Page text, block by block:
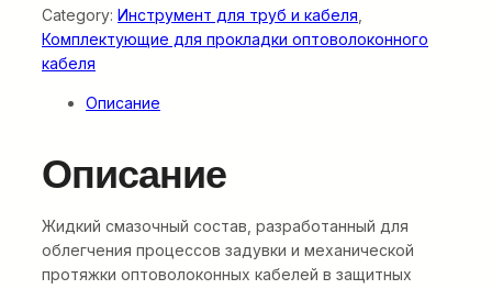
Category: Инструмент для труб и кабеля
Комплектующие для прокладки оптоволоконного
кабеля
Описание
Описание
Жидкий смазочный состав, разработанный для
облегчения процессов задувки и механической
протяжки оптоволоконных кабелей в защитных